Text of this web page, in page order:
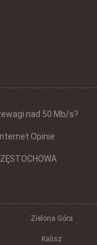
nad 50 Mb/s?
Opinie
Zielona Góra
Kalisz